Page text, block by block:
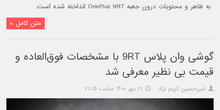
به ظاهر و محتویات درون جعبه OnePlus 9RT انداخته شده است.
متن کامل »
گوشی وان پلاس 9RT با مشخصات فوق‌العاده و
قیمت بی نظیر معرفی شد
امیرحسین کریم نژاد ۲۱ مهر ۱۴۰۰ ساعت ۲۱:۱۵